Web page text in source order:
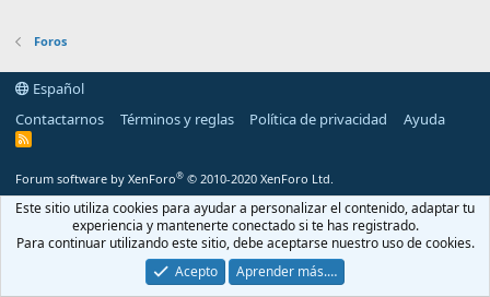
Foros
Español
Contactarnos
Términos y reglas Política de privacidad Ayuda
R
Forum software by XenForo® © 2010-2020 XenForo Ltd.
Este sitio utiliza cookies para ayudar a personalizar el contenido, adaptar tu
experiencia y mantenerte conectado si te has registrado.
Para continuar utilizando este sitio, debe aceptarse nuestro uso de cookies.
Acepto
Aprender más.…